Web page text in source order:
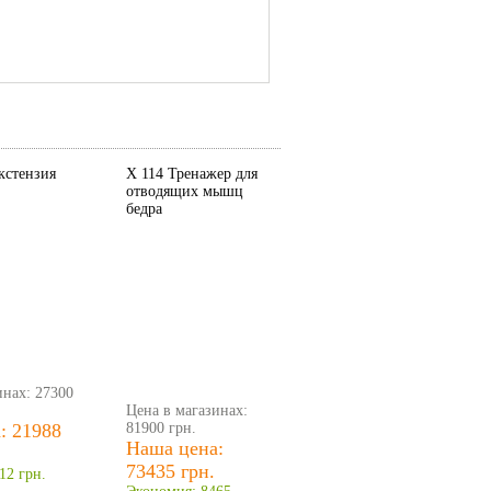
27300
21988
грн.
X 114 Тренажер для
отводящих мышц
бедра
Цена в магазинах:
81900 грн.
Наша цена:
73435 грн.